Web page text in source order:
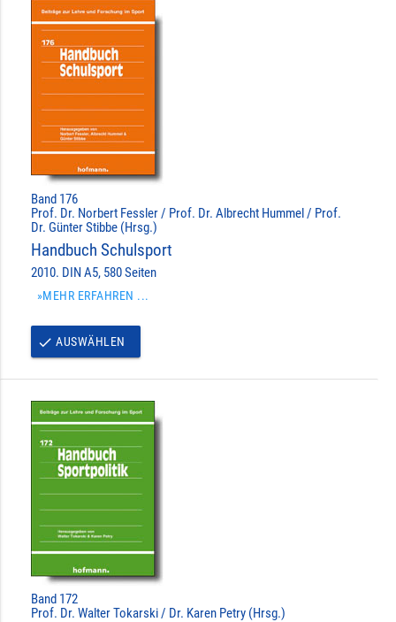
Band 176
Prof. Dr. Norbert Fessler / Prof. Dr. Albrecht Hummel / Prof.
Dr. Günter Stibbe (Hrsg.)
Handbuch Schulsport
2010. DIN A5, 580 Seiten
»MEHR ERFAHREN ...
done AUSWÄHLEN
Band 172
Prof. Dr. Walter Tokarski / Dr. Karen Petry (Hrsg.)